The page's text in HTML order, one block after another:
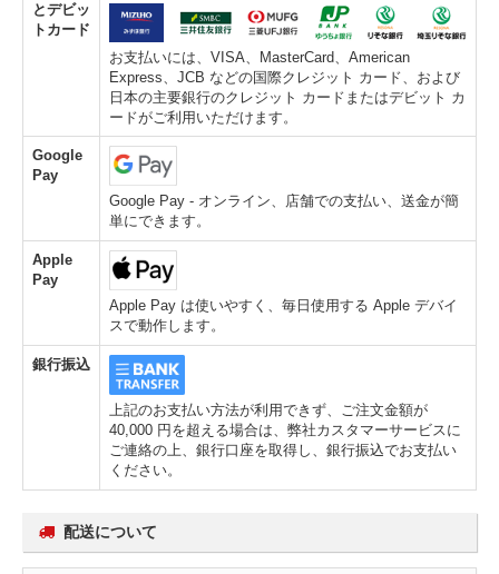
とデビッ
トカード
お支払いには、VISA、MasterCard、American
Express、JCB などの国際クレジット カード、および
日本の主要銀行のクレジット カードまたはデビット カ
ードがご利用いただけます。
Google
Pay
Google Pay - オンライン、店舗での支払い、送金が簡
単にできます。
Apple
Pay
Apple Pay は使いやすく、毎日使用する Apple デバイ
スで動作します。
銀行振込
上記のお支払い方法が利用できず、ご注文金額が
40,000 円を超える場合は、弊社カスタマーサービスに
ご連絡の上、銀行口座を取得し、銀行振込でお支払い
ください。
配送について